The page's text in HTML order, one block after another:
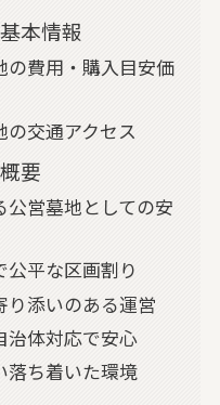
本情報
の費用・購入目安価
交通アクセス
要
営墓地としての安
平な区画割り
り添いのある運営
治体対応で安心
落ち着いた環境